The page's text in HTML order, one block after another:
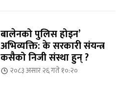
बालेनको पुलिस होइन’
अभिव्यक्ति: के सरकारी संयन्त्र
कसैको निजी संस्था हुन् ?
२०८३ असार २६ गते १०:२०